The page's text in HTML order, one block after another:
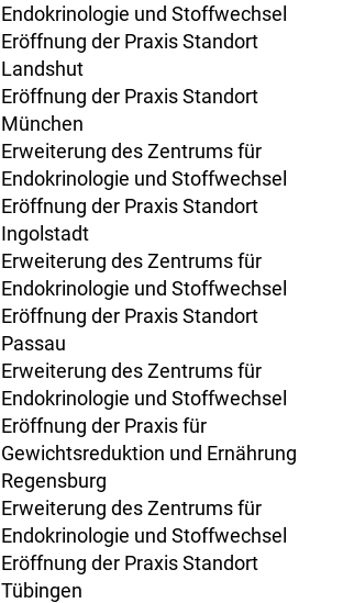
Endokrinologie und Stoffwechsel
Eröffnung der Praxis Standort
Landshut
Eröffnung der Praxis Standort
München
Erweiterung des Zentrums für
Endokrinologie und Stoffwechsel
Eröffnung der Praxis Standort
Ingolstadt
Erweiterung des Zentrums für
Endokrinologie und Stoffwechsel
Eröffnung der Praxis Standort
Passau
Erweiterung des Zentrums für
Endokrinologie und Stoffwechsel
Eröffnung der Praxis für
Gewichtsreduktion und Ernährung
Regensburg
Erweiterung des Zentrums für
Endokrinologie und Stoffwechsel
Eröffnung der Praxis Standort
Tübingen